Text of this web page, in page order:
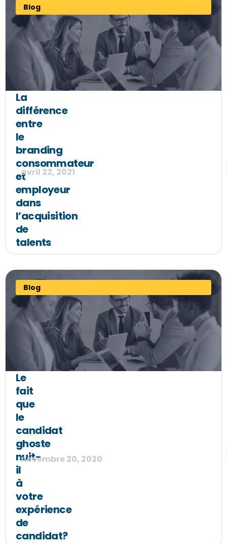
Blog
La
différence
entre
le
branding
consommateur
et
employeur
dans
l’acquisition
de
talents
avril 22, 2021
Blog
Le
fait
que
le
candidat
ghoste
nuit-
il
à
votre
expérience
de
candidat?
novembre 20, 2020